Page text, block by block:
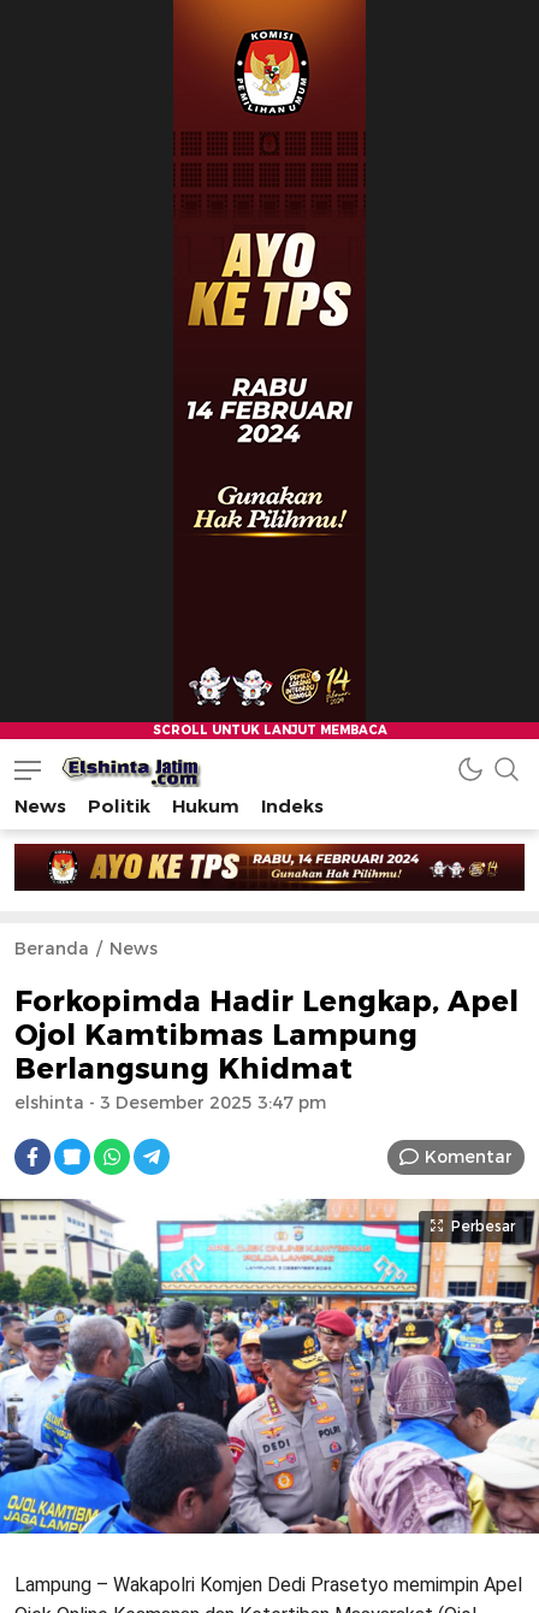
News Politik Hukum Indeks
Beranda News
Forkopimda Hadir Lengkap, Apel
Ojol Kamtibmas Lampung
Berlangsung Khidmat
elshinta - 3 Desember 2025 3:47 pm
Komentar
Perbesar
Lampung – Wakapolri Komjen Dedi Prasetyo memimpin Apel